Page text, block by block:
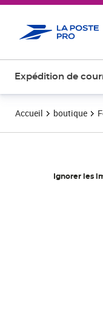
Expédition de
Accueil boutique
Ignorer les